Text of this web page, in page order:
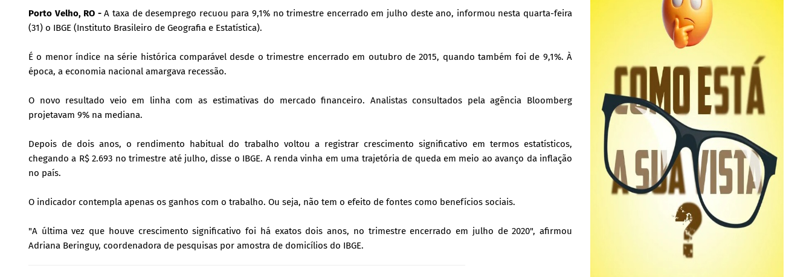
Porto Velho, RO -A taxa de desemprego recuou para 9,1% no trimestre encerrado em julho deste ano, informou nesta quarta-feira
(31) o IBGE (Instituto Brasileiro de Geografia e Estatística).
É o menor índice na série histórica comparável desde o trimestre encerrado em outubro de 2015, quando também foi de 9,1%. À
época, a economia nacional amargava recessão.
O novo resultado veio em linha com as estimativas do mercado financeiro. Analistas consultados pela agência Bloomberg
projetavam 9% na mediana.
Depois de dois anos, o rendimento habitual do trabalho voltou a registrar crescimento significativo em termos estatísticos,
chegando a R$ 2.693 no trimestre até julho, disse o IBGE. A renda vinha em uma trajetória de queda em meio ao avanço da inflação
no país.
O indicador contempla apenas os ganhos com o trabalho. Ou seja, não tem o efeito de fontes como benefícios sociais.
"A última vez que houve crescimento significativo foi há exatos dois anos, no trimestre encerrado em julho de 2020", afirmou
Adriana Beringuy, coordenadora de pesquisas por amostra de domicílios do IBGE.